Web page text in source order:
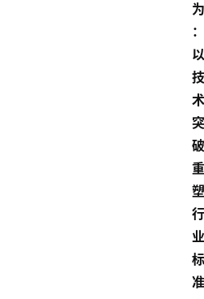
为
：
以
技
术
突
破
重
塑
行
业
标
准